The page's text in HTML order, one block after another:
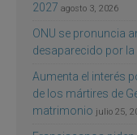
2027 agosto 3, 2026
ONU se pronuncia
desaparecido por
Aumenta el interés
de los mártires de
matrimonio julio 25,